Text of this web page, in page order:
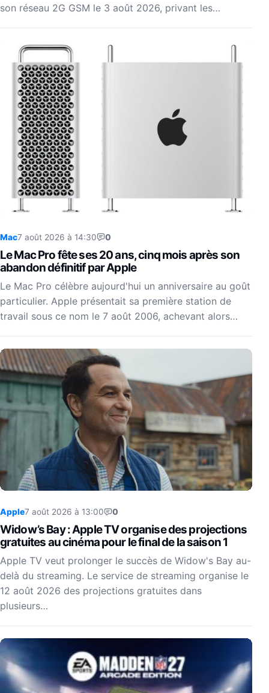
son réseau 2G GSM le 3 août 2026, privant les…
Mac7 août 2026 à 14:30 0
Le Mac Pro fête ses 20 ans, cinq mois après son
abandon définitif par Apple
Le Mac Pro célèbre aujourd'hui un anniversaire au goût
particulier. Apple présentait sa première station de
travail sous ce nom le 7 août 2006, achevant alors…
Apple7 août 2026 à 13:00 0
Widow’s Bay : Apple TV organise des projections
gratuites au cinéma pour le final de la saison 1
Apple TV veut prolonger le succès de Widow's Bay au-
delà du streaming. Le service de streaming organise le
12 août 2026 des projections gratuites dans
plusieurs…